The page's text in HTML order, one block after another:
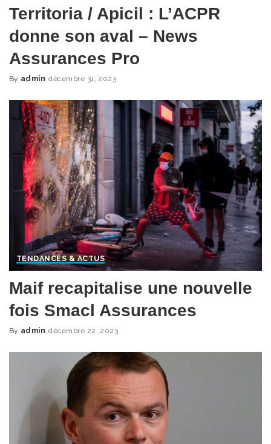
Territoria / Apicil : L’ACPR
donne son aval – News
Assurances Pro
Posted
By admin décembre 31, 2023
TENDANCES & ACTUS
Maif recapitalise une nouvelle
fois Smacl Assurances
Posted
By admin décembre 22, 2023